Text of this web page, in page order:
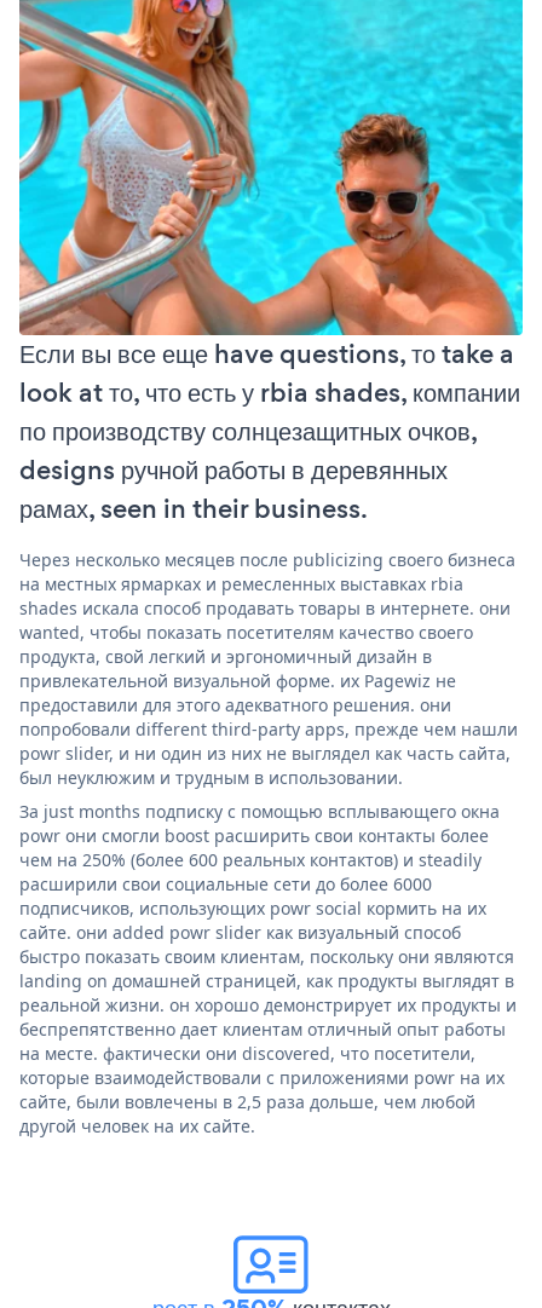
Если вы все еще have questions, то take a
look at то, что есть у rbia shades, компании
по производству солнцезащитных очков,
designs ручной работы в деревянных
рамах, seen in their business.
Через несколько месяцев после publicizing своего бизнеса
на местных ярмарках и ремесленных выставках rbia
shades искала способ продавать товары в интернете. они
wanted, чтобы показать посетителям качество своего
продукта, свой легкий и эргономичный дизайн в
привлекательной визуальной форме. их Pagewiz не
предоставили для этого адекватного решения. они
попробовали different third-party apps, прежде чем нашли
powr slider, и ни один из них не выглядел как часть сайта,
был неуклюжим и трудным в использовании.
За just months подписку с помощью всплывающего окна
powr они смогли boost расширить свои контакты более
чем на 250% (более 600 реальных контактов) и steadily
расширили свои социальные сети до более 6000
подписчиков, использующих powr social кормить на их
сайте. они added powr slider как визуальный способ
быстро показать своим клиентам, поскольку они являются
landing on домашней страницей, как продукты выглядят в
реальной жизни. он хорошо демонстрирует их продукты и
беспрепятственно дает клиентам отличный опыт работы
на месте. фактически они discovered, что посетители,
которые взаимодействовали с приложениями powr на их
сайте, были вовлечены в 2,5 раза дольше, чем любой
другой человек на их сайте.